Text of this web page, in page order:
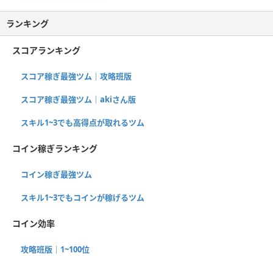
ランキング
スコアランキング
スコア稼ぎ最強ツム｜攻略班版
スコア稼ぎ最強ツム｜akiさん版
スキル1~3でも高得点が取れるツム
コイン稼ぎランキング
コイン稼ぎ最強ツム
スキル1~3でもコインが稼げるツム
コイン効率
攻略班版｜1~100位